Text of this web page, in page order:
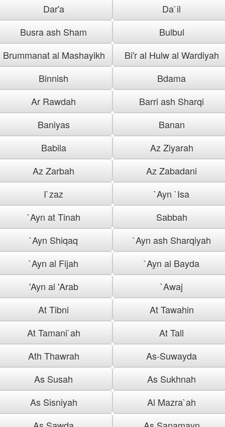
Dar'a
Da`il
Busra ash Sham
Bulbul
Brummanat al Mashayikh
Bi'r al Hulw al Wardiyah
Binnish
Bdama
Ar Rawdah
Barri ash Sharqi
Baniyas
Banan
Babila
Az Ziyarah
Az Zarbah
Az Zabadani
I`zaz
`Ayn `Isa
`Ayn at Tinah
Sabbah
`Ayn Shiqaq
`Ayn ash Sharqiyah
`Ayn al Fijah
`Ayn al Bayda
'Ayn al 'Arab
`Awaj
At Tibni
At Tawahin
At Tamani`ah
At Tall
Ath Thawrah
As-Suwayda
As Susah
As Sukhnah
As Sisniyah
Al Mazra`ah